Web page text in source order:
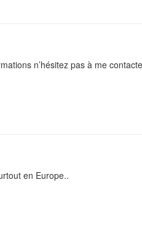
n’hésitez pas à me
en Europe..